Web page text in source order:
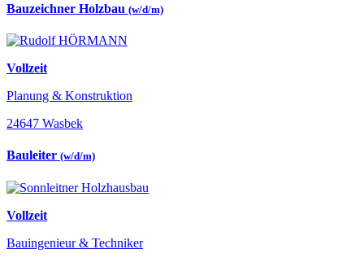
Bauzeichner Holzbau (w/d/m)
Vollzeit
Planung & Konstruktion
24647 Wasbek
Bauleiter (w/d/m)
Vollzeit
Bauingenieur & Techniker